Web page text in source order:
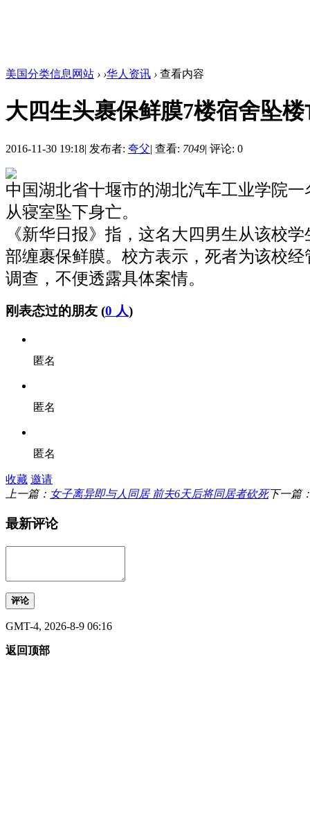
美国分类信息网站 › ›华人资讯 › 查看内容
大四生头裹保鲜膜7楼宿舍坠楼
2016-11-30 19:18| 发布者: 夸父| 查看: 7049| 评论: 0
中国湖北省十堰市的湖北汽车工业学院
从寝室坠下身亡。
《新华日报》指，这名大四男生从该校
部缠裹保鲜膜。校方表示，死者为该校
调查，不便透露具体案情。
刚表态过的朋友 (0 人)
匿名
匿名
匿名
收藏 邀请
上一篇： 女子离异即与人同居 前夫6天后将同居者砍死下一篇
最新评论
评论
GMT-4, 2026-8-9 06:16
返回顶部